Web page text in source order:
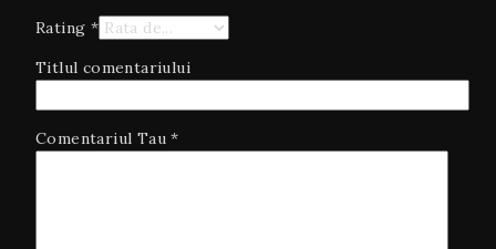
Rating *
Titlul comentariului
Comentariul Tau*